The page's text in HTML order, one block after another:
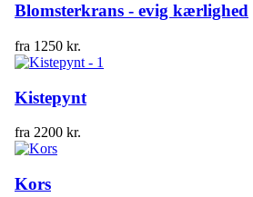
Blomsterkrans - evig kærlighed
fra 1250 kr.
Kistepynt
fra 2200 kr.
Kors